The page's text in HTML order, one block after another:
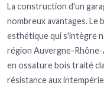
La construction d'un
nombreux avantages. Le
esthétique qui s'intègre
région Auvergne-
en ossature bois traité
résistance aux